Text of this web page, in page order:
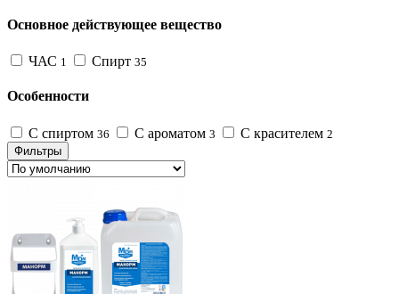
Основное действующее вещество
ЧАС 1 Спирт 35
Особенности
С спиртом 36 С ароматом 3 С красителем 2
Фильтры